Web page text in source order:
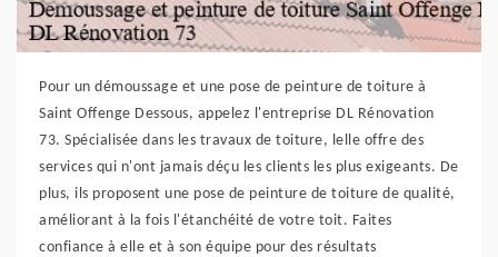
Pour un démoussage et une pose de peinture de toiture à
Saint Offenge Dessous, appelez l'entreprise DL Rénovation
73. Spécialisée dans les travaux de toiture, lelle offre des
services qui n'ont jamais déçu les clients les plus exigeants. De
plus, ils proposent une pose de peinture de toiture de qualité,
améliorant à la fois l'étanchéité de votre toit. Faites
confiance à elle et à son équipe pour des résultats